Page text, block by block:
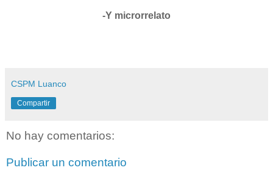
-Y microrrelato
CSPM Luanco
Compartir
No hay comentarios:
Publicar un comentario